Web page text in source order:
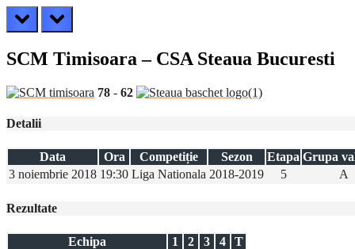
prev next
SCM Timisoara – CSA Steaua Bucuresti
78 - 62
Detalii
Data Ora Competiție Sezon Etapa Grupa
3 noiembrie 2018 19:30 Liga Nationala 2018-2019 5 A
Rezultate
Echipa 1 2 3 4
T